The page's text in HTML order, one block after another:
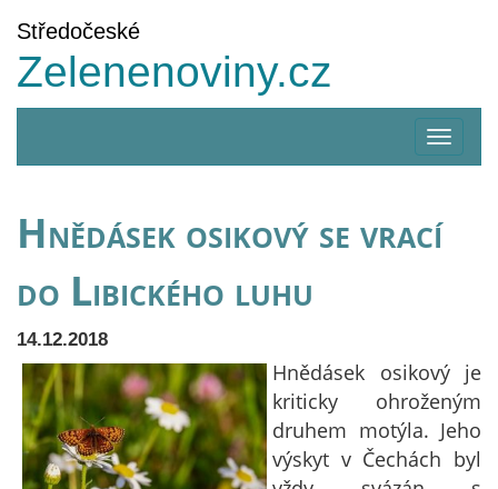
Středočeské
Zelenenoviny.cz
menu
Hnědásek osikový se vrací
do Libického luhu
14.12.2018
Hnědásek osikový je
kriticky ohroženým
druhem motýla. Jeho
výskyt v Čechách byl